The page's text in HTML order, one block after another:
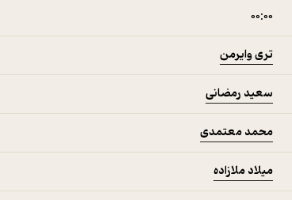
۰۰:۰۰
تری وایرمن
سعید رمضانی
محمد معتمدی
میلاد ملازاده